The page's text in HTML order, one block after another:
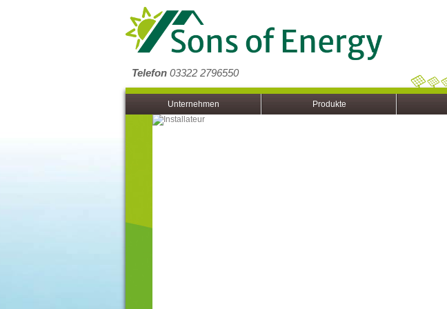
Telefon 03322 2796550
Unternehmen Produkte